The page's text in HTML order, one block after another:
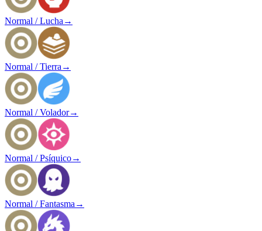
Normal / Lucha →
Normal / Tierra →
Normal / Volador→
Normal / Psíquico→
Normal / Fantasma →